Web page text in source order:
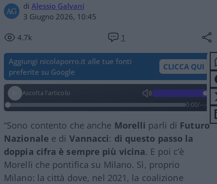
di Alessio Galvani
3 Giugno 2026, 10:45
4.7k 1
Aggiungi nicolaporro.it alle tue fonti
preferite su Google
CLICCA QUI
Ascolta l'articolo
0:00/--:--
“Sono contento che anche Morelli parli di Futuro
Nazionale e di Vannacci: di questo passo la
doppia cifra è sempre più vicina. E poi c’è
Morelli che pontifica su Milano. Sì, proprio
Milano: la città dove, nel 2021, la coalizione